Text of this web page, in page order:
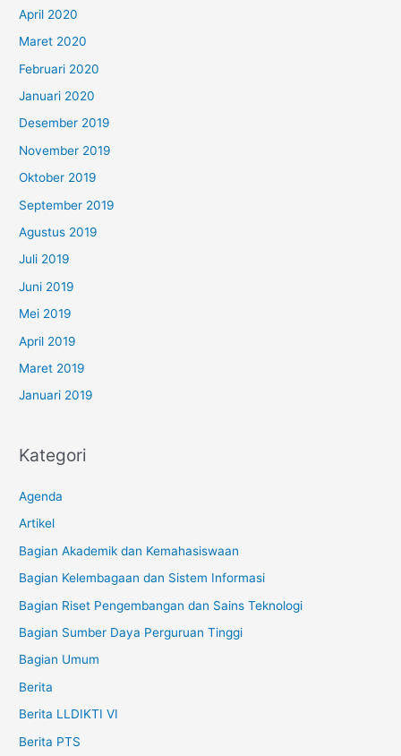
April 2020
Maret 2020
Februari 2020
Januari 2020
Desember 2019
November 2019
Oktober 2019
September 2019
Agustus 2019
Juli 2019
Juni 2019
Mei 2019
April 2019
Maret 2019
Januari 2019
Kategori
Agenda
Artikel
Bagian Akademik dan Kemahasiswaan
Bagian Kelembagaan dan Sistem Informasi
Bagian Riset Pengembangan dan Sains Teknologi
Bagian Sumber Daya Perguruan Tinggi
Bagian Umum
Berita
Berita LLDIKTI VI
Berita PTS